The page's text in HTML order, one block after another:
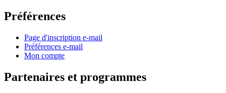
Préférences
Page d'inscription e-mail
Préférences e-mail
Mon compte
Partenaires et programmes